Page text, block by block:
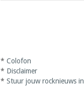
*Colofon
* Disclaimer
*Stuur jouw rocknieuws in